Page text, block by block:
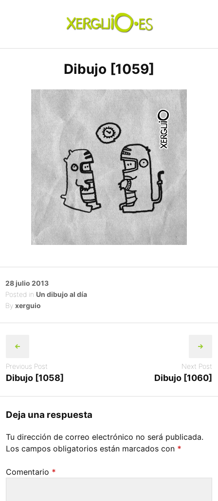
xerguio.ES | ilustración
Dibujo [1059]
Posted
on
28 julio 2013
Posted in Un dibujo al día
By xerguio
navigation
Previous Post
Dibujo [1058]
Next Post
Dibujo [1060]
Deja una respuesta
Tu dirección de correo electrónico no será publicada.
Los campos obligatorios están marcados con *
Comentario *